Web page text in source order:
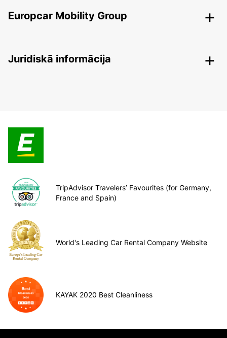
Europcar Mobility Group
Juridiskā informācija
TripAdvisor Travelers’ Favourites (for Germany,
France and Spain)
World's Leading Car Rental Company Website
KAYAK 2020 Best Cleanliness